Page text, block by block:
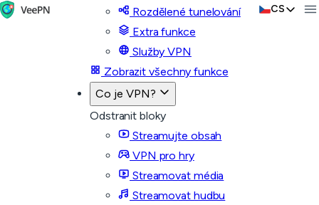
Rozdělené tunelování
Extra funkce
Služby VPN
Zobrazit všechny funkce
Co je VPN?
Odstranit bloky
Streamujte obsah
VPN pro hry
Streamovat média
Streamovat hudbu
CS